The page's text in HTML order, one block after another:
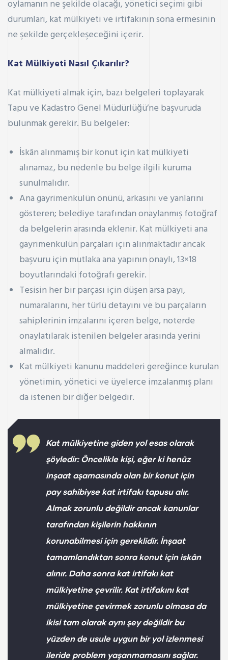
oylamanın ne şekilde olacağı, yönetici seçimi gibi
durumları, kat mülkiyeti ve irtifakının sona ermesinin
ne şekilde gerçekleşeceğini içerir.
Kat Mülkiyeti Nasıl Çıkarılır?
Kat mülkiyeti almak için, bazı belgeleri toplayarak
Tapu ve Kadastro Genel Müdürlüğü’ne başvuruda
bulunmak gerekir. Bu belgeler:
İskân alınmamış bir konut için kat mülkiyeti
alınamaz, bu nedenle bu belge ilgili kuruma
sunulmalıdır.
Ana gayrimenkulün önünü, arkasını ve yanlarını
gösteren; belediye tarafından onaylanmış fotoğraf
da belgelerin arasında eklenir. Kat mülkiyeti ana
gayrimenkulün parçaları için alınmaktadır ancak
başvuru için mutlaka ana yapının onaylı, 13×18
boyutlarındaki fotoğrafı gerekir.
Tesisin her bir parçası için düşen arsa payı,
numaralarını, her türlü detayını ve bu parçaların
sahiplerinin imzalarını içeren belge, noterde
onaylatılarak istenilen belgeler arasında yerini
almalıdır.
Kat mülkiyeti kanunu maddeleri gereğince kurulan
yönetimin, yönetici ve üyelerce imzalanmış planı
da istenen bir diğer belgedir.
Kat mülkiyetine giden yol esas olarak
şöyledir: Öncelikle kişi, eğer ki henüz
inşaat aşamasında olan bir konut için
pay sahibiyse kat irtifakı tapusu alır.
Almak zorunlu değildir ancak kanunlar
tarafından kişilerin hakkının
korunabilmesi için gereklidir. İnşaat
tamamlandıktan sonra konut için iskân
alınır. Daha sonra kat irtifakı kat
mülkiyetine çevrilir. Kat irtifakını kat
mülkiyetine çevirmek zorunlu olmasa da
ikisi tam olarak aynı şey değildir bu
yüzden de usule uygun bir yol izlenmesi
ileride problem yaşanmamasını sağlar.